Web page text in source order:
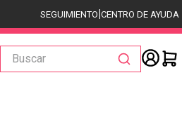
SEGUIMIENTO|CENTRO DE AYUDA
Buscar